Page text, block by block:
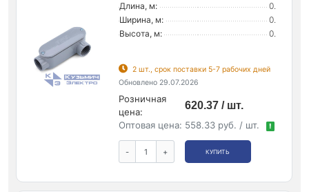
Длина, м:
0.
Ширина, м:
0.
Высота, м:
0.
2 шт., срок поставки 5-7 рабочих дней
Обновлено 29.07.2026
Розничная
цена:
620.37 / шт.
Оптовая цена: 558.33 руб. / шт. !
- + КУПИТЬ